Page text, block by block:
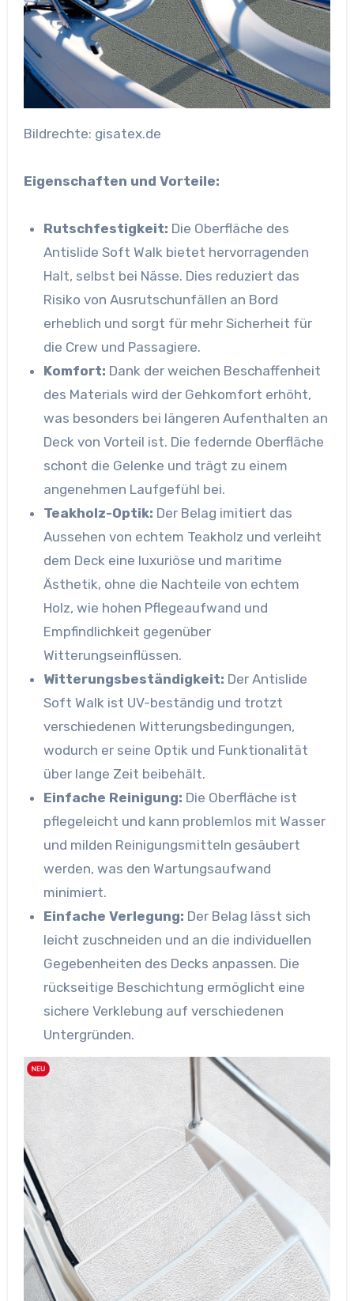
Bildrechte: gisatex.de
Eigenschaften und Vorteile:
Rutschfestigkeit: Die Oberfläche des
Antislide Soft Walk bietet hervorragenden
Halt, selbst bei Nässe. Dies reduziert das
Risiko von Ausrutschunfällen an Bord
erheblich und sorgt für mehr Sicherheit für
die Crew und Passagiere.
Komfort: Dank der weichen Beschaffenheit
des Materials wird der Gehkomfort erhöht,
was besonders bei längeren Aufenthalten an
Deck von Vorteil ist. Die federnde Oberfläche
schont die Gelenke und trägt zu einem
angenehmen Laufgefühl bei.
Teakholz-Optik: Der Belag imitiert das
Aussehen von echtem Teakholz und verleiht
dem Deck eine luxuriöse und maritime
Ästhetik, ohne die Nachteile von echtem
Holz, wie hohen Pflegeaufwand und
Empfindlichkeit gegenüber
Witterungseinflüssen.
Witterungsbeständigkeit: Der Antislide
Soft Walk ist UV-beständig und trotzt
verschiedenen Witterungsbedingungen,
wodurch er seine Optik und Funktionalität
über lange Zeit beibehält.
Einfache Reinigung: Die Oberfläche ist
pflegeleicht und kann problemlos mit Wasser
und milden Reinigungsmitteln gesäubert
werden, was den Wartungsaufwand
minimiert.
Einfache Verlegung: Der Belag lässt sich
leicht zuschneiden und an die individuellen
Gegebenheiten des Decks anpassen. Die
rückseitige Beschichtung ermöglicht eine
sichere Verklebung auf verschiedenen
Untergründen.